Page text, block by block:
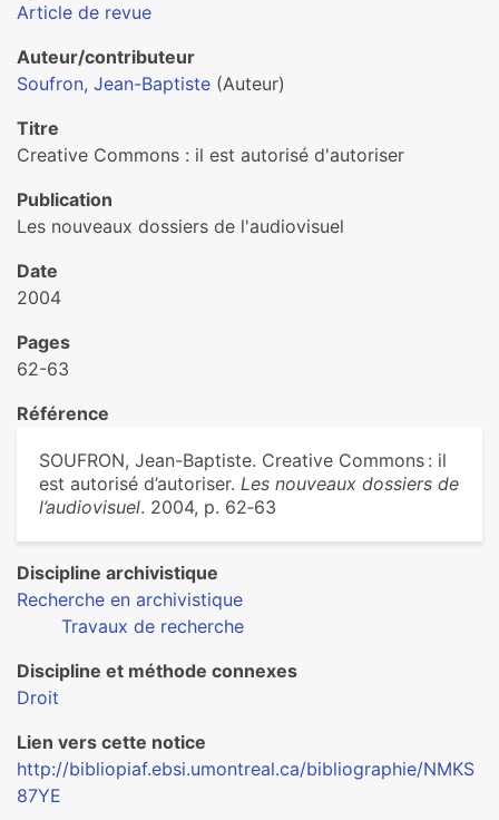
Article de revue
Auteur/contributeur
Soufron, Jean-Baptiste (Auteur)
Titre
Creative Commons : il est autorisé d'autoriser
Publication
Les nouveaux dossiers de l'audiovisuel
Date
2004
Pages
62-63
Référence
SOUFRON, Jean-Baptiste. Creative Commons : il
est autorisé d’autoriser. Les nouveaux dossiers de
l’audiovisuel. 2004, p. 62‑63
Discipline archivistique
Recherche en archivistique
Travaux de recherche
Discipline et méthode connexes
Droit
Lien vers cette notice
http://bibliopiaf.ebsi.umontreal.ca/bibliographie/NMKS
87YE